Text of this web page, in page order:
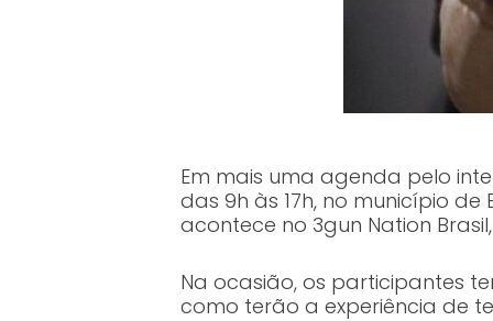
Em mais uma agenda pelo
das 9h às 17h, no município
acontece no 3gun Nation
Na ocasião, os participantes
como terão a experiência de